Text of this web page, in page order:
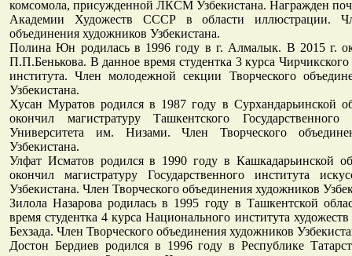
комсомола, присужденной ЛКСМ Узбекистана. Награжден
Академии Художеств СССР в области иллюстрации.
объединения художников Узбекистана.
Полина Юн родилась в 1996 году в г. Алмалык. В 2015 г.
П.П.Бенькова. В данное время студентка 3 курса Чирчикского
института. Член молодежной секции Творческого
Узбекистана.
Хусан Муратов родился в 1987 году в Сурхандарьинской
окончил магистратуру Ташкентского Государственного
Университета им. Низами. Член Творческого
Узбекистана.
Улфат Исматов родился в 1990 году в Кашкадарьинской
окончил магистратуру Государственного института
Узбекистана. Член Творческого объединения художников
Зилола Назарова родилась в 1995 году в Ташкентской
время студентка 4 курса Национального института
Бехзада. Член Творческого объединения художников
Достон Бердиев родился в 1996 году в Республике